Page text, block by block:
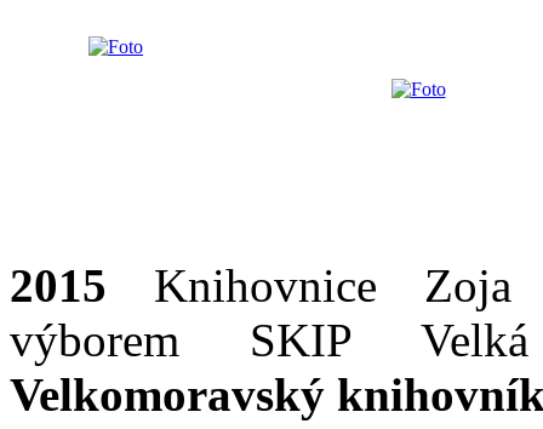
2015 Knihovnice Zoja
výborem SKIP
Velkomoravský